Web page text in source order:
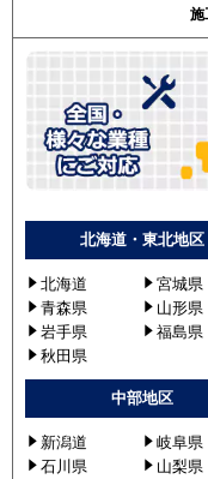
施
北海道・東北地区
北海道
宮城県
青森県
山形県
岩手県
福島県
秋田県
中部地区
新潟道
岐阜県
石川県
山梨県